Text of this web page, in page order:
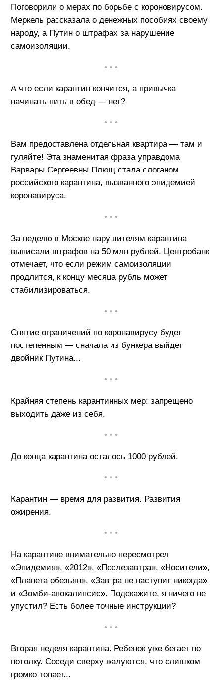
Поговорили о мерах по борьбе с короновирусом.
Меркель рассказала о денежных пособиях своему
народу, а Путин о штрафах за нарушение
самоизоляции.
• • •
А что если карантин кончится, а привычка
начинать пить в обед — нет?
• • •
Вам предоставлена отдельная квартира — там и
гуляйте! Эта знаменитая фраза управдома
Варвары Сергеевны Плющ стала слоганом
российского карантина, вызванного эпидемией
коронавируса.
• • •
За неделю в Москве нарушителям карантина
выписали штрафов на 50 млн рублей. Центробанк
отмечает, что если режим самоизоляции
продлится, к концу месяца рубль может
стабилизироваться.
• • •
Снятие ограничений по коронавирусу будет
постепенным — сначала из бункера выйдет
двойник Путина...
• • •
Крайняя степень карантинных мер: запрещено
выходить даже из себя.
• • •
До конца карантина осталось 1000 рублей.
• • •
Карантин — время для развития. Развития
ожирения.
• • •
На карантине внимательно пересмотрел
«Эпидемия», «2012», «Послезавтра», «Носители»,
«Планета обезьян», «Завтра не наступит никогда»
и «Зомби-апокалипсис». Подскажите, я ничего не
упустил? Есть более точные инструкции?
• • •
Вторая неделя карантина. Ребенок уже бегает по
потолку. Соседи сверху жалуются, что слишком
громко топает...